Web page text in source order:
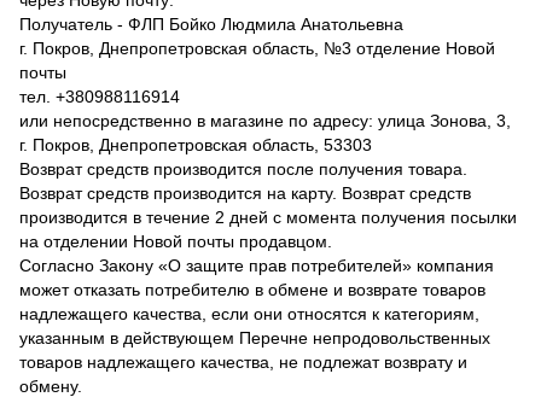
Получатель - ФЛП Бойко Людмила Анатольевна
г. Покров, Днепропетровская область, №3 отделение Новой
почты
тел. +380988116914
или непосредственно в магазине по адресу: улица Зонова, 3,
г. Покров, Днепропетровская область, 53303
Возврат средств производится после получения товара.
Возврат средств производится на карту. Возврат средств
производится в течение 2 дней с момента получения посылки
на отделении Новой почты продавцом.
Согласно Закону «О защите прав потребителей» компания
может отказать потребителю в обмене и возврате товаров
надлежащего качества, если они относятся к категориям,
указанным в действующем Перечне непродовольственных
товаров надлежащего качества, не подлежат возврату и
обмену.